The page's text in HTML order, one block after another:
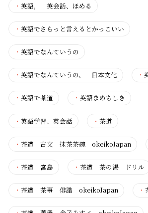
・ 英語， 英会話、ほめる
・ 英語でさらっと言えるとかっこいい
・ 英語でなんていうの
・ 英語でなんていうの、 日本文化 ・
・ 英語で茶道 ・英語まめちしき
・ 英語学習、英会話 ・茶道
・ 茶道 古文 抹茶茶碗 okeikoJapan
・ 茶道 宮島 ・茶道 茶の湯 ドリル
・ 茶道 茶事 俳諧 okeikoJapan ・